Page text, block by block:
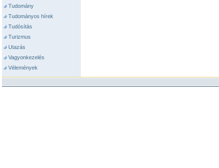
Tudomány
Tudományos hírek
Tudósítás
Turizmus
Utazás
Vagyonkezelés
Vélemények